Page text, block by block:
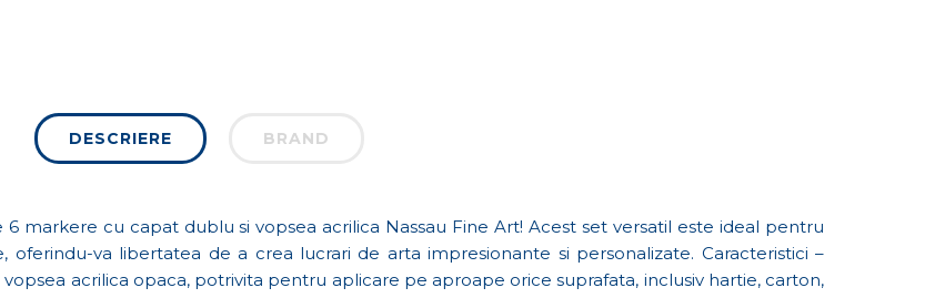
DESCRIERE BRAND
markere cu capat dublu si vopsea acrilica Nassau Fine Art! Acest set versatil este ideal pentru
va libertatea de a crea lucrari de arta impresionante si personalizate. Caracteristici –
acrilica opaca, potrivita pentru aplicare pe aproape orice suprafata, inclusiv hartie, carton,